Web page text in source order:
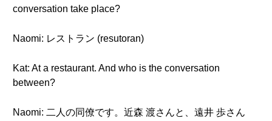
conversation take place?
Naomi: レストラン (resutoran)
Kat: At a restaurant. And who is the conversation
between?
Naomi: 二人の同僚です。近森 渡さんと、遠井 歩さん